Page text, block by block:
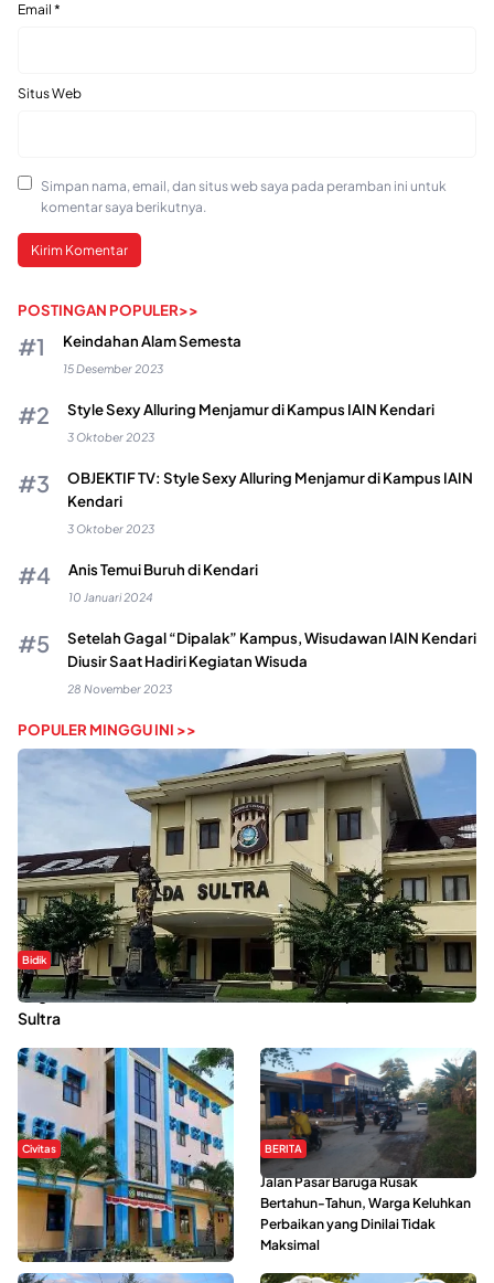
Email *
Situs Web
Simpan nama, email, dan situs web saya pada peramban ini untuk
komentar saya berikutnya.
POSTINGAN POPULER>>
Keindahan Alam Semesta
15 Desember 2023
Style Sexy Alluring Menjamur di Kampus IAIN Kendari
3 Oktober 2023
OBJEKTIF TV: Style Sexy Alluring Menjamur di Kampus IAIN
Kendari
3 Oktober 2023
Anis Temui Buruh di Kendari
10 Januari 2024
Setelah Gagal “Dipalak” Kampus, Wisudawan IAIN Kendari
Diusir Saat Hadiri Kegiatan Wisuda
28 November 2023
POPULER MINGGU INI >>
Bidik
Dugaan Kekerasan Seksual di UIN Kendari Dilaporkan ke Polda
Sultra
Civitas
Di Balik Kehidupan Ma’had Al-
Jami’ah UIN Kendari : Mahasiswa
Ceritakan Manfaat dan Tantangan
BERITA
Jalan Pasar Baruga Rusak
Bertahun-Tahun, Warga Keluhkan
Perbaikan yang Dinilai Tidak
Maksimal